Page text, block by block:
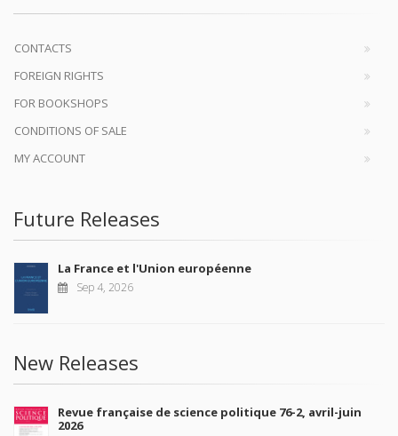
CONTACTS
FOREIGN RIGHTS
FOR BOOKSHOPS
CONDITIONS OF SALE
MY ACCOUNT
Future Releases
La France et l'Union européenne
Sep 4, 2026
New Releases
Revue française de science politique 76-2, avril-juin
2026